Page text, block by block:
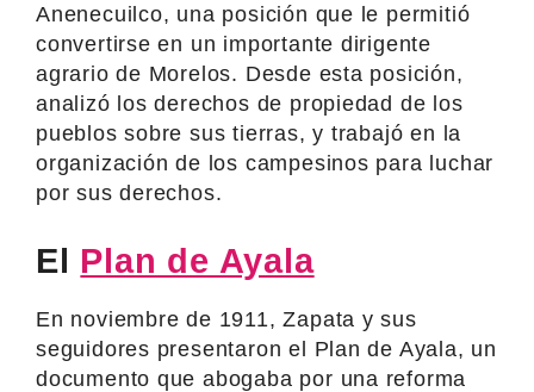
Anenecuilco, una posición que le permitió
convertirse en un importante dirigente
agrario de Morelos. Desde esta posición,
analizó los derechos de propiedad de los
pueblos sobre sus tierras, y trabajó en la
organización de los campesinos para luchar
por sus derechos.
El Plan de Ayala
En noviembre de 1911, Zapata y sus
seguidores presentaron el Plan de Ayala, un
documento que abogaba por una reforma